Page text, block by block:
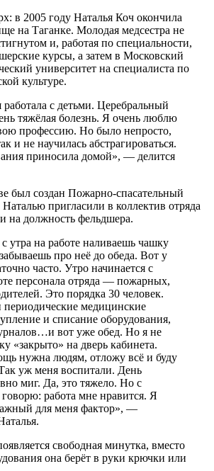
в 2005 году Наталья Коч окончила
на Таганке. Молодая медсестра не
и, работая по специальности,
курсы, а затем в Московский
университет на специалиста по
культуре.
работала с детьми. Церебральный
тяжёлая болезнь. Я очень люблю
профессию. Но было непросто,
и не научилась абстрагироваться.
приносила домой», — делится
был создан Пожарно-спасательный
пригласили в коллектив отряда
на должность фельдшера.
с утра на работе наливаешь чашку
про неё до обеда. Вот у
часто. Утро начинается с
персонала отряда — пожарных,
Это порядка 30 человек.
медицинские
и списание оборудования,
вот уже обед. Но я не
«закрыто» на дверь кабинета.
нужна людям, отложу всё и буду
уж меня воспитали. День
миг. Да, это тяжело. Но с
работа мне нравится. Я
для меня фактор», —
свободная минутка, вместо
она берёт в руки крючки или